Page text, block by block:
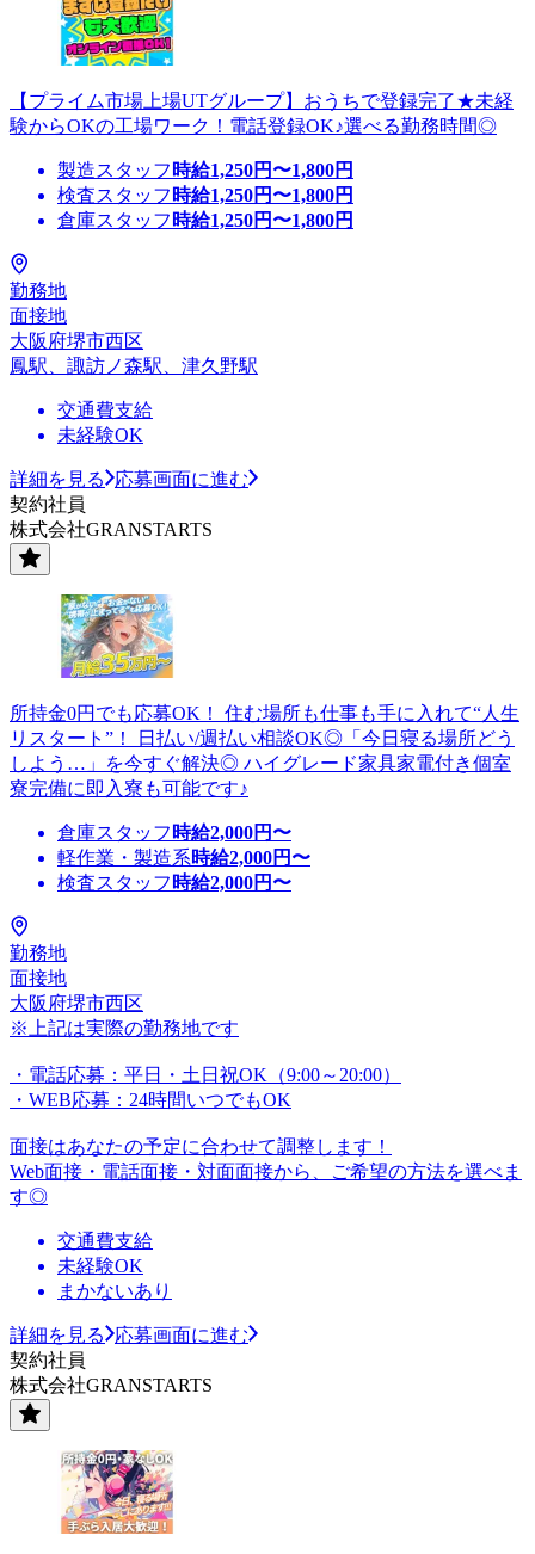
【プライム市場上場UTグループ】おうちで登録完了★未経
験からOKの工場ワーク！電話登録OK♪選べる勤務時間◎
製造スタッフ 時給1,250円〜1,800円
検査スタッフ 時給1,250円〜1,800円
倉庫スタッフ 時給1,250円〜1,800円
勤務地
面接地
大阪府堺市西区
鳳駅、諏訪ノ森駅、津久野駅
交通費支給
未経験OK
詳細を見る
応募画面に進む
契約社員
株式会社GRANSTARTS
所持金0円でも応募OK！ 住む場所も仕事も手に入れて“人生
リスタート”！ 日払い/週払い相談OK◎「今日寝る場所どう
しよう…」を今すぐ解決◎ ハイグレード家具家電付き個室
寮完備に即入寮も可能です♪
倉庫スタッフ 時給2,000円〜
軽作業・製造系時給2,000円〜
検査スタッフ 時給2,000円〜
勤務地
面接地
大阪府堺市西区
※上記は実際の勤務地です
・電話応募：平日・土日祝OK（9:00～20:00）
・WEB応募：24時間いつでもOK
面接はあなたの予定に合わせて調整します！
Web面接・電話面接・対面面接から、ご希望の方法を選べま
す◎
交通費支給
未経験OK
まかないあり
詳細を見る
応募画面に進む
契約社員
株式会社GRANSTARTS